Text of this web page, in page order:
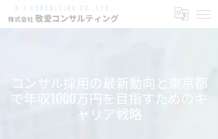
コンサル採用の最新動向と東京都
で年収1000万円を目指すためのキ
ャリア戦略